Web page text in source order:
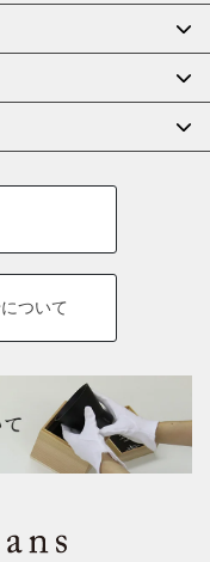
ついて